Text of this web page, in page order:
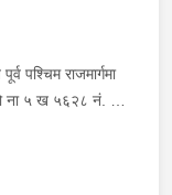
लागि G.M.C
पश्चिम राजमार्गमा
ना ५ ख ५६२८ नं. को
हुँदा
न. १३ बस्ने बर्ष